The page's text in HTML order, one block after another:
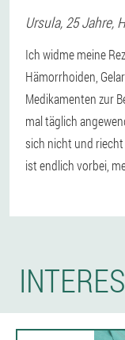
Ursula, 25 Jahre,
Ich widme meine
Hämorrhoiden,
Medikamenten zur
mal täglich
sich nicht und
ist endlich vorbei,